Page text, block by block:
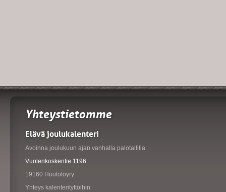
Yhteystietomme
Elävä joulukalenteri
Avoinna joulukuun ajan vanhalla palotallilla
Vuolenkoskentie 1196
19160 Huutotöyry
Yhteys kalenterityttöihin: